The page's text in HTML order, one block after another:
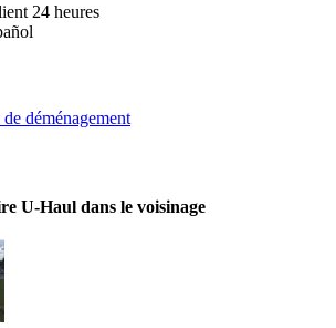
24 heures
déménagement
U-Haul dans le voisinage